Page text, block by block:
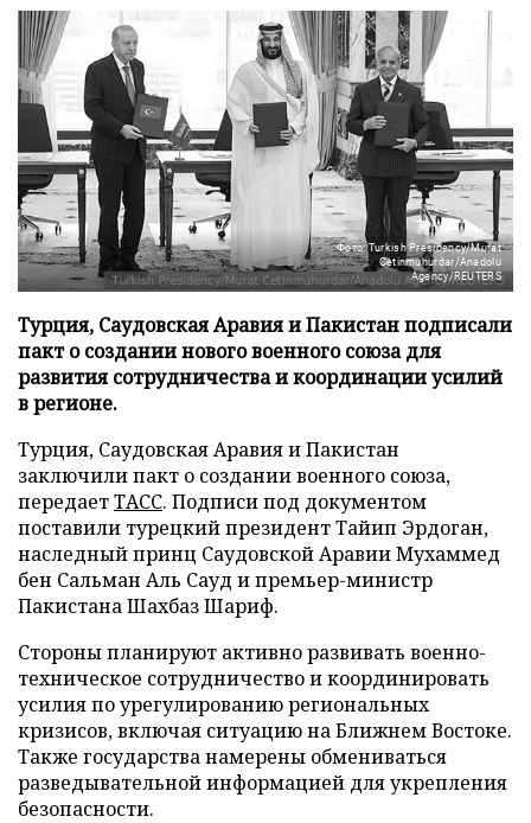
Фото: Turkish Presidency/Murat
Cetinmuhurdar/Anadolu
Agency/REUTERS
Турция, Саудовская Аравия и Пакистан подписали
пакт о создании нового военного союза для
развития сотрудничества и координации усилий
в регионе.
Турция, Саудовская Аравия и Пакистан
заключили пакт о создании военного союза,
передаетТАСС. Подписи под документом
поставили турецкий президент Тайип Эрдоган,
наследный принц Саудовской Аравии Мухаммед
бен Сальман Аль Сауд и премьер-министр
Пакистана Шахбаз Шариф.
Стороны планируют активно развивать военно-
техническое сотрудничество и координировать
усилия по урегулированию региональных
кризисов, включая ситуацию на Ближнем Востоке.
Также государства намерены обмениваться
разведывательной информацией для укрепления
безопасности.